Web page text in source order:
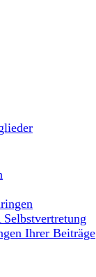
Ihrer Beiträge